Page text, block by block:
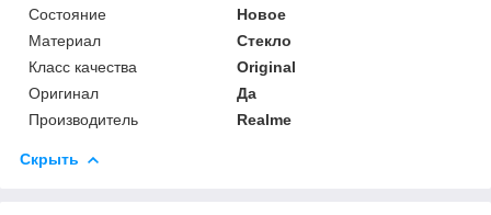
Состояние
Новое
Материал
Стекло
Класс качества
Original
Оригинал
Да
Производитель
Realme
Скрыть